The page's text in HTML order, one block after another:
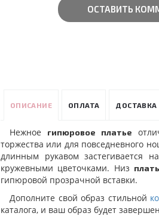
ОСТАВИТЬ
ОПИСАНИЕ ОПЛАТА ДОСТАВКА
Нежное гипюровое платье
торжества или для повседневного
длинным рукавом застегивается
кружевными цветочками. Низ
гипюровой прозрачной вставки.
Дополните свой образ стильной
каталога, и ваш образ будет